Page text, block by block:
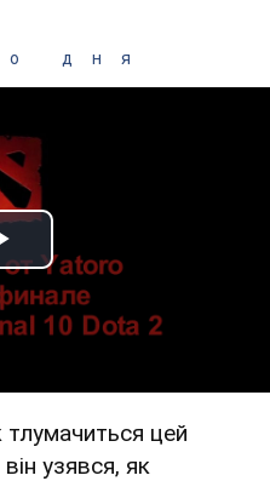
дня
Play Video
тлумачиться цей
узявся, як